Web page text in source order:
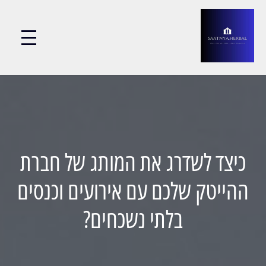
כיצד לשדרג את המותג של חברת
ההייטק שלכם עם אירועים וכנסים
בלתי נשכחים?